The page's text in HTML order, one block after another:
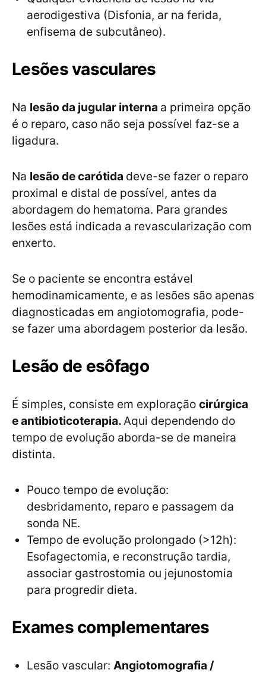
aerodigestiva (Disfonia, ar na ferida,
enfisema de subcutâneo).
Lesões vasculares
Na lesão da jugular interna a primeira opção
é o reparo, caso não seja possível faz-se a
ligadura.
Na lesão de carótida deve-se fazer o reparo
proximal e distal de possível, antes da
abordagem do hematoma. Para grandes
lesões está indicada a revascularização com
enxerto.
Se o paciente se encontra estável
hemodinamicamente, e as lesões são apenas
diagnosticadas em angiotomografia, pode-
se fazer uma abordagem posterior da lesão.
Lesão de esôfago
É simples, consiste em exploração cirúrgica
e antibioticoterapia.Aqui dependendo do
tempo de evolução aborda-se de maneira
distinta.
Pouco tempo de evolução:
desbridamento, reparo e passagem da
sonda NE.
Tempo de evolução prolongado (>12h):
Esofagectomia, e reconstrução tardia,
associar gastrostomia ou jejunostomia
para progredir dieta.
Exames complementares
Lesão vascular: Angiotomografia /